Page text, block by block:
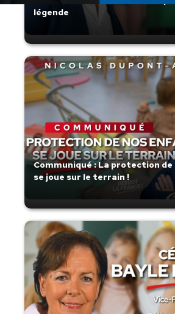
légende
Communiqué : La protection
se joue sur le terrain !